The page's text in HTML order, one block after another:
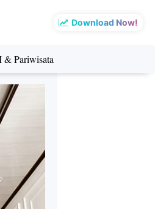
Download Now!
Pariwisata